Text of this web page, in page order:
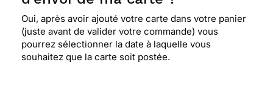
Oui, après avoir ajouté votre carte dans votre panier
(juste avant de valider votre commande) vous
pourrez sélectionner la date à laquelle vous
souhaitez que la carte soit postée.